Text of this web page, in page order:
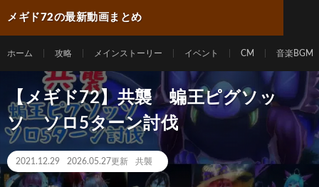
メギド72の最新動画まとめ
ホーム 攻略 メインストーリー イベント CM 音楽BGM
【メギド72】共襲 蝙王ピグソッ
ソ ソロ5ターン討伐
2021.12.29 2026.05.27更新 共襲